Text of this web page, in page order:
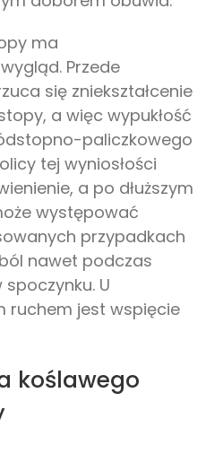
ma
Przede
się zniekształcenie
a więc wypukłość
paliczkowego
tej wyniosłości
a po dłuższym
występować
przypadkach
nawet podczas
U
ruchem jest wspięcie
koślawego